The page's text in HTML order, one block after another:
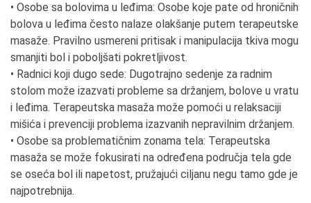
• Osobe sa bolovima u leđima: Osobe koje pate od hroničnih
bolova u leđima često nalaze olakšanje putem terapeutske
masaže. Pravilno usmereni pritisak i manipulacija tkiva mogu
smanjiti bol i poboljšati pokretljivost.
• Radnici koji dugo sede: Dugotrajno sedenje za radnim
stolom može izazvati probleme sa držanjem, bolove u vratu
i leđima. Terapeutska masaža može pomoći u relaksaciji
mišića i prevenciji problema izazvanih nepravilnim držanjem.
• Osobe sa problematičnim zonama tela: Terapeutska
masaža se može fokusirati na određena područja tela gde
se oseća bol ili napetost, pružajući ciljanu negu tamo gde je
najpotrebnija.